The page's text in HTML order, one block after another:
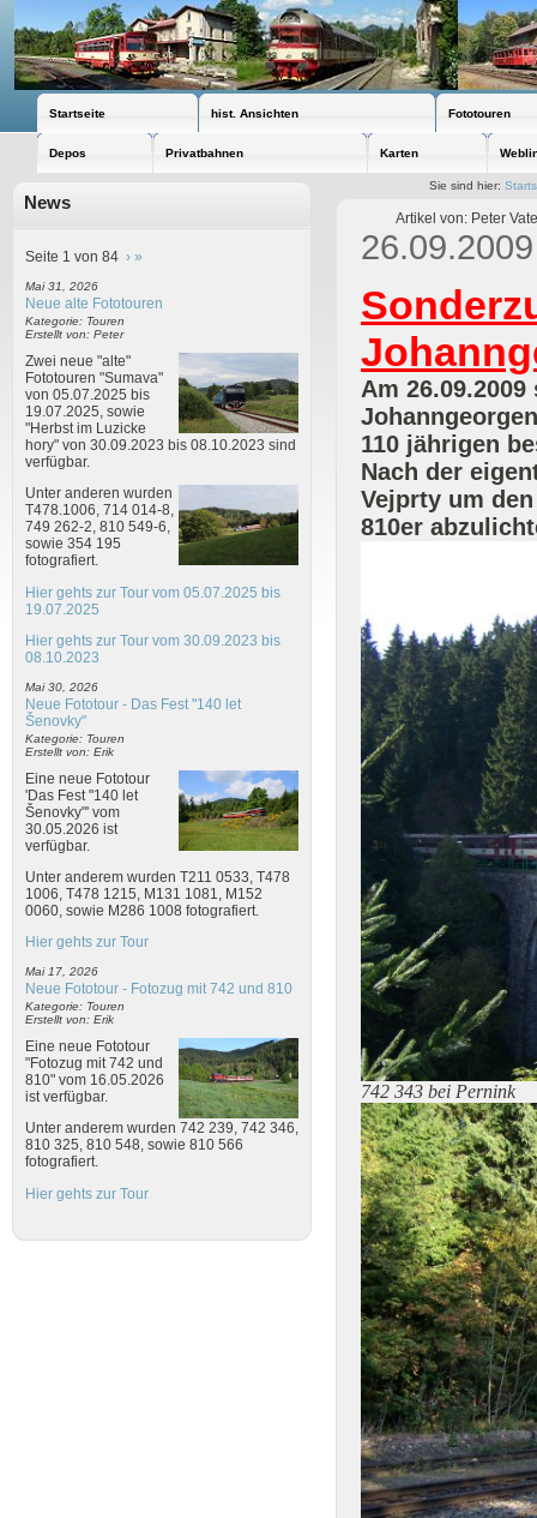
Startseite hist. Ansichten Fototouren
Depos Privatbahnen Karten
Sie sind hier:
News
Seite 1 von 84 › »
Mai 31, 2026
Neue alte Fototouren
Kategorie: Touren
Erstellt von: Peter
Zwei neue "alte"
Fototouren "Sumava"
von 05.07.2025 bis
19.07.2025, sowie
"Herbst im Luzicke
hory" von 30.09.2023 bis 08.10.2023 sind
verfügbar.
Unter anderen wurden
T478.1006, 714 014-8,
749 262-2, 810 549-6,
sowie 354 195
fotografiert.
Hier gehts zur Tour vom 05.07.2025 bis
19.07.2025
Hier gehts zur Tour vom 30.09.2023 bis
08.10.2023
Mai 30, 2026
Neue Fototour - Das Fest "140 let
Šenovky"
Kategorie: Touren
Erstellt von: Erik
Eine neue Fototour
'Das Fest "140 let
Šenovky"' vom
30.05.2026 ist
verfügbar.
Unter anderem wurden T211 0533, T478
1006, T478 1215, M131 1081, M152
0060, sowie M286 1008 fotografiert.
Hier gehts zur Tour
Mai 17, 2026
Neue Fototour - Fotozug mit 742 und 810
Kategorie: Touren
Erstellt von: Erik
Eine neue Fototour
"Fotozug mit 742 und
810" vom 16.05.2026
ist verfügbar.
Unter anderem wurden 742 239, 742 346,
810 325, 810 548, sowie 810 566
fotografiert.
Hier gehts zur Tour
Artikel von: Peter
26.09.2009
Am
110 jährigen
Nach der
Vejprty um
810er
742 343 bei Pernink